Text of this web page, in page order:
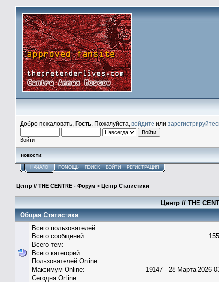
Добро пожаловать, Гость . Пожалуйста, войдите или
Войти
Новости:
НАЧАЛО ПОМОЩЬ ПОИСК ВОЙТИ РЕГИСТРАЦИЯ
Центр // THE CENTRE - Форум > Центр Статистики
Центр // THE
Общая Статистика
Всего пользователей:
Всего сообщений:
Всего тем:
Всего категорий:
Пользователей Online:
Максимум Online:
19147 - 28-Марта-2026
Сегодня Online: